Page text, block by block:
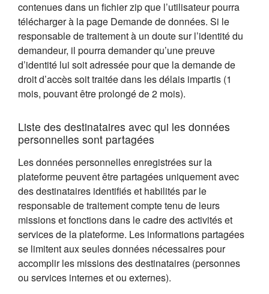
contenues dans un fichier zip que l’utilisateur pourra
télécharger à la page Demande de données. Si le
responsable de traitement à un doute sur l’identité du
demandeur, il pourra demander qu’une preuve
d’identité lui soit adressée pour que la demande de
droit d’accès soit traitée dans les délais impartis (1
mois, pouvant être prolongé de 2 mois).
Liste des destinataires avec qui les données
personnelles sont partagées
Les données personnelles enregistrées sur la
plateforme peuvent être partagées uniquement avec
des destinataires identifiés et habilités par le
responsable de traitement compte tenu de leurs
missions et fonctions dans le cadre des activités et
services de la plateforme. Les informations partagées
se limitent aux seules données nécessaires pour
accomplir les missions des destinataires (personnes
ou services internes et ou externes).